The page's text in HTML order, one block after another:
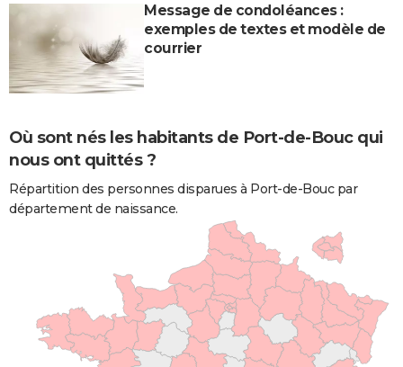
Message de condoléances :
exemples de textes et modèle de
courrier
Où sont nés les habitants de Port-de-Bouc qui
nous ont quittés ?
Répartition des personnes disparues à Port-de-Bouc par
département de naissance.